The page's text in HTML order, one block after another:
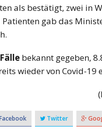
als bestätigt, zwei in
Patienten gab das
bekannt gegeben,
wieder von Covid-19
Twitter